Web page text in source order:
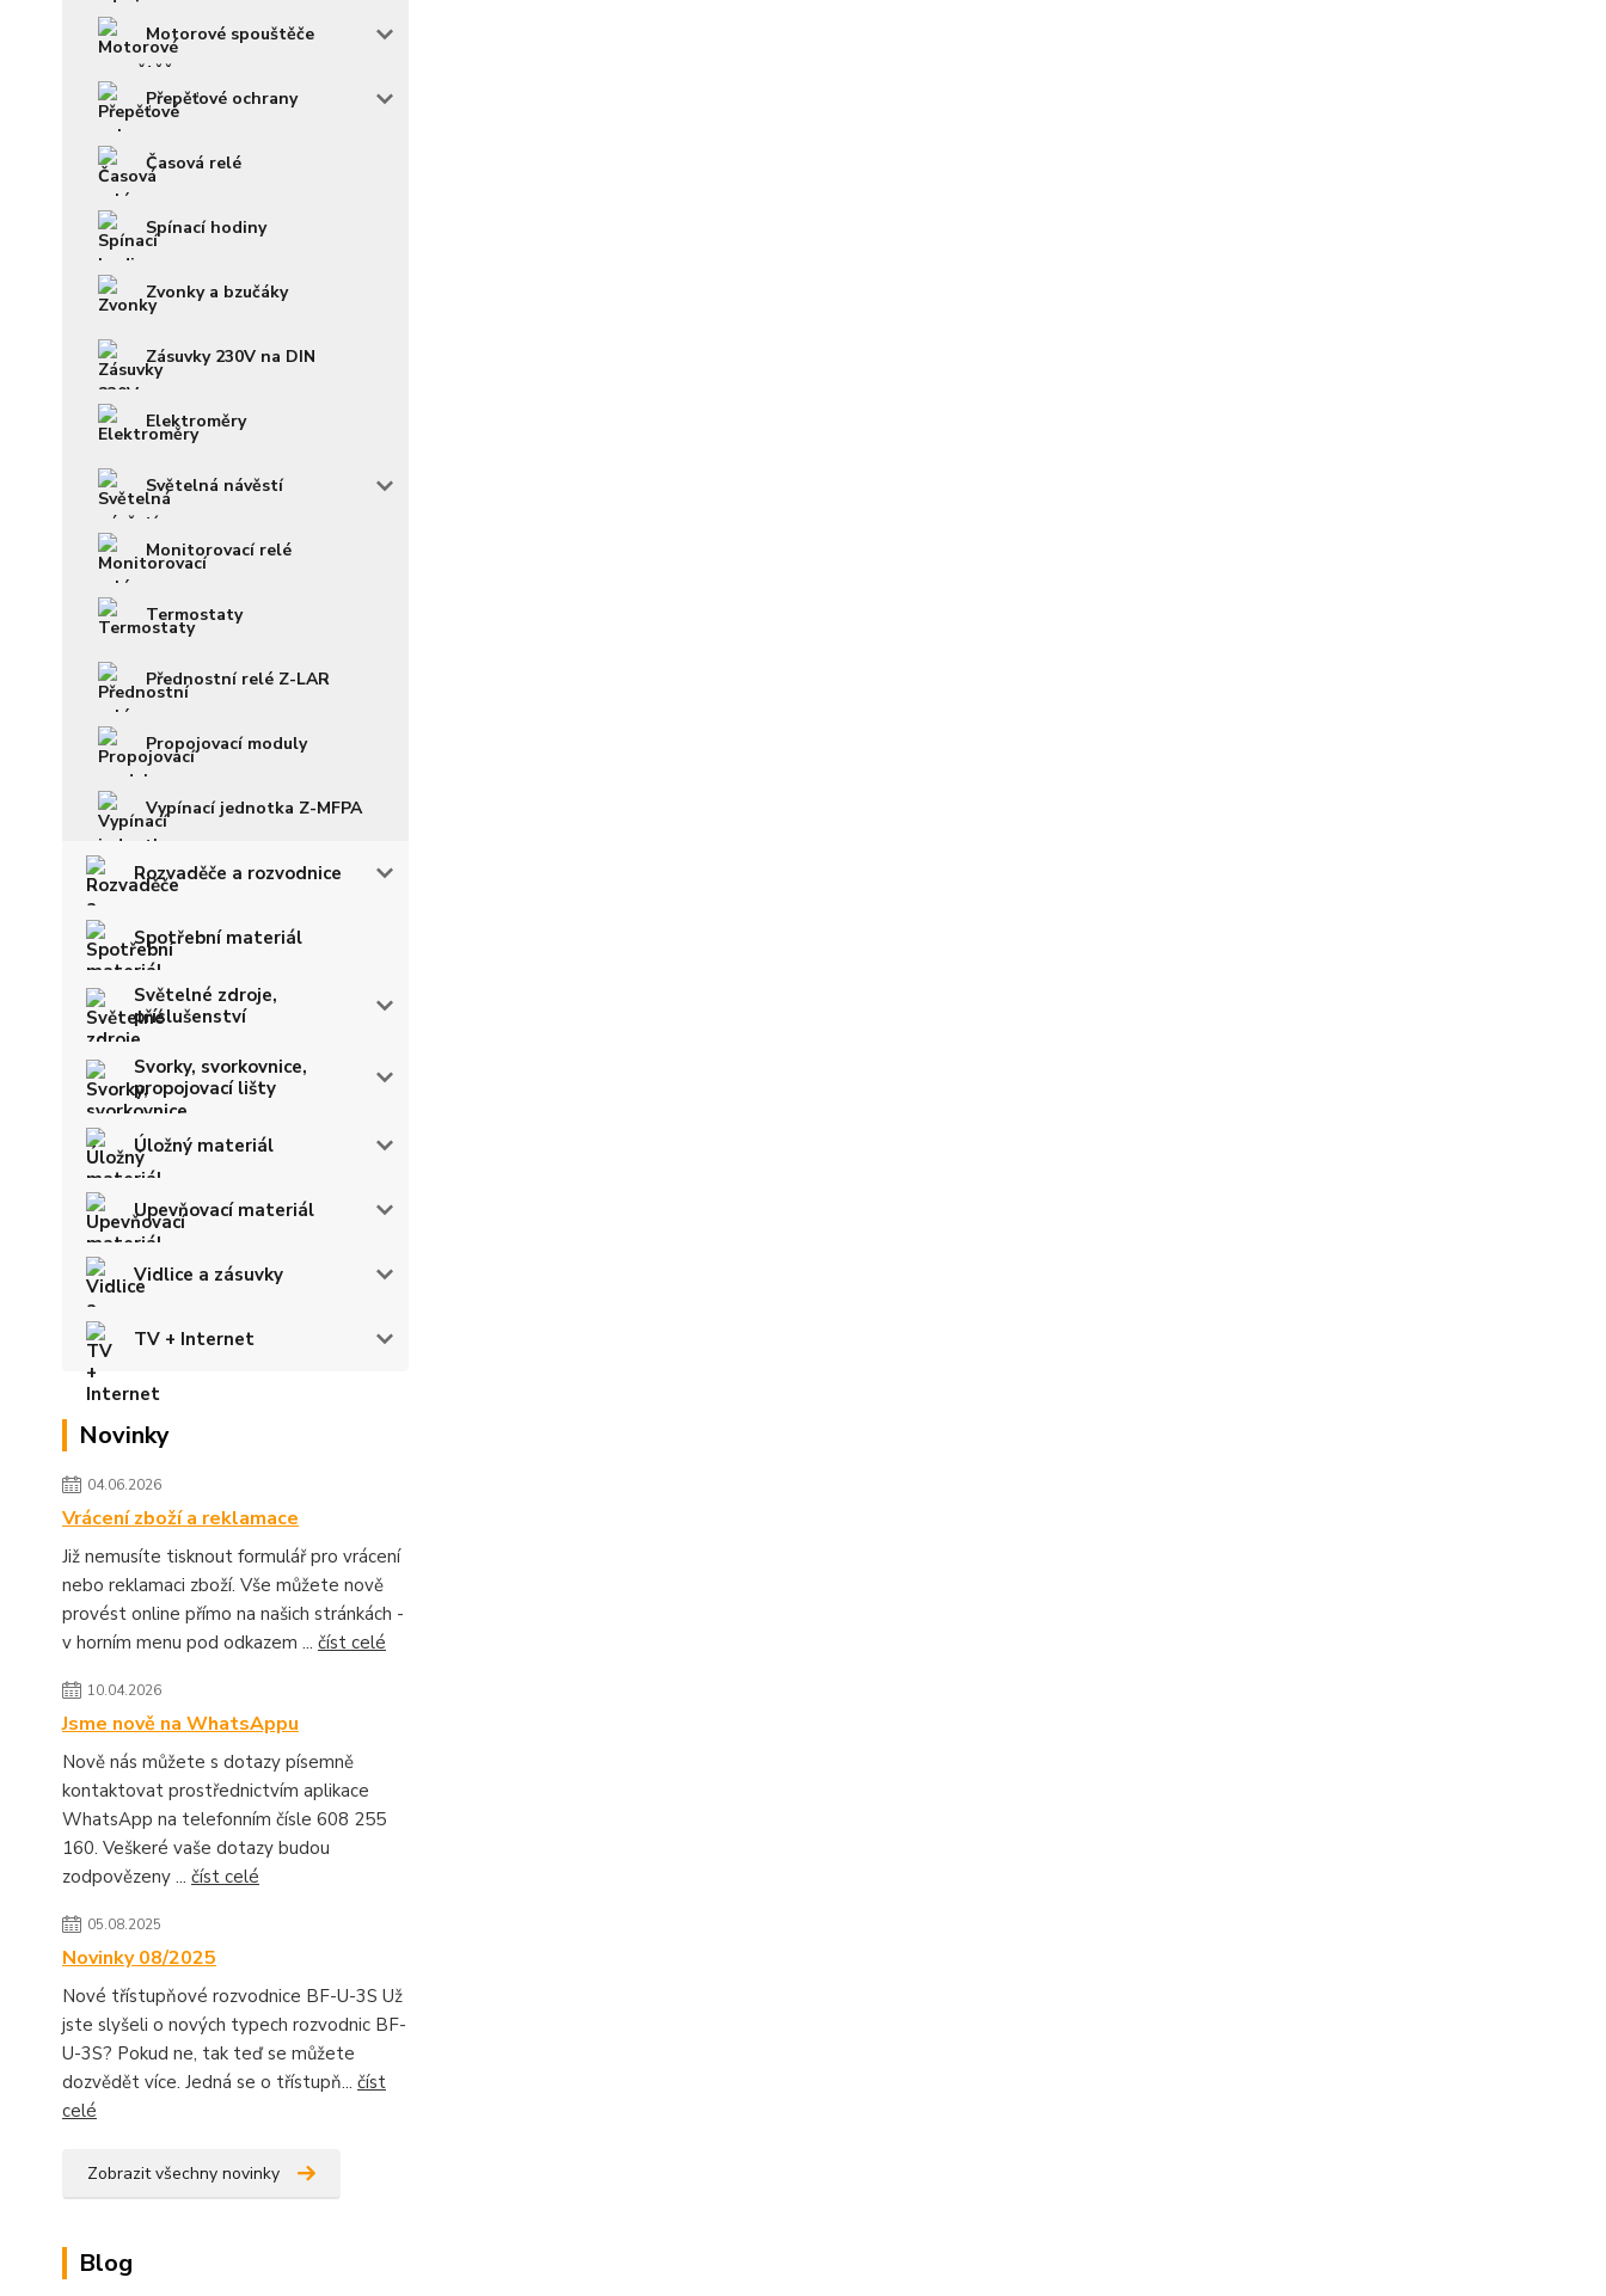
Motorové spouštěče
Přepěťové ochrany
Časová relé
Spínací hodiny
Zvonky a bzučáky
Zásuvky 230V na DIN
Elektroměry
Světelná návěstí
Monitorovací relé
Termostaty
Přednostní relé Z-LAR
Propojovací moduly
Vypínací jednotka Z-MFPA
Rozvaděče a rozvodnice
Spotřební materiál
Světelné zdroje,
příslušenství
Svorky, svorkovnice,
propojovací lišty
Úložný materiál
Upevňovací materiál
Vidlice a zásuvky
TV + Internet
Novinky
04.06.2026
Vrácení zboží a reklamace
Již nemusíte tisknout formulář pro vrácení
nebo reklamaci zboží. Vše můžete nově
provést online přímo na našich stránkách -
v horním menu pod odkazem ... číst celé
10.04.2026
Jsme nově na WhatsAppu
Nově nás můžete s dotazy písemně
kontaktovat prostřednictvím aplikace
WhatsApp na telefonním čísle 608 255
160. Veškeré vaše dotazy budou
zodpovězeny ... číst celé
05.08.2025
Novinky 08/2025
Nové třístupňové rozvodnice BF-U-3S Už
jste slyšeli o nových typech rozvodnic BF-
U-3S? Pokud ne, tak teď se můžete
dozvědět více. Jedná se o třístupň... číst
celé
Zobrazit všechny novinky
Blog